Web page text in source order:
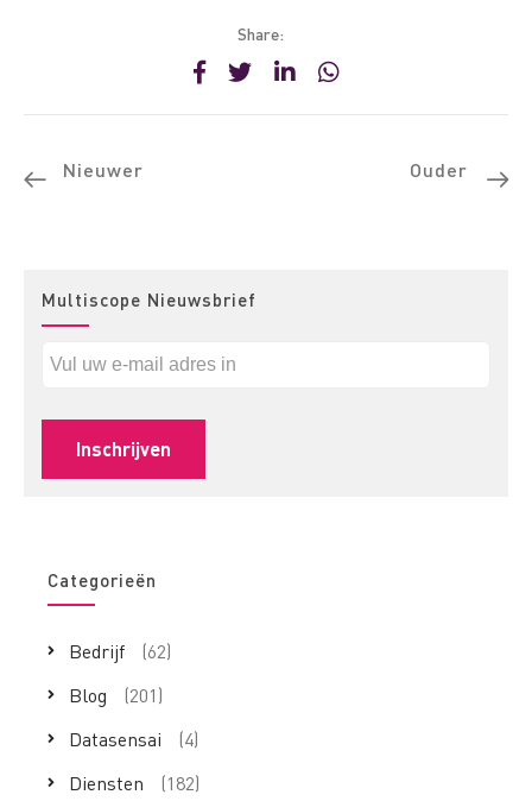
Share:
Nieuwer Ouder
Multiscope Nieuwsbrief
Categorieën
Bedrijf
(62)
Blog
(201)
Datasensai
(4)
Diensten
(182)